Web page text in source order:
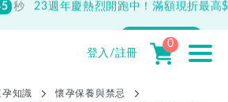
運！註冊會員最高獲 150元抵用券
登入/註冊
0
孕知識
懷孕保養與禁忌